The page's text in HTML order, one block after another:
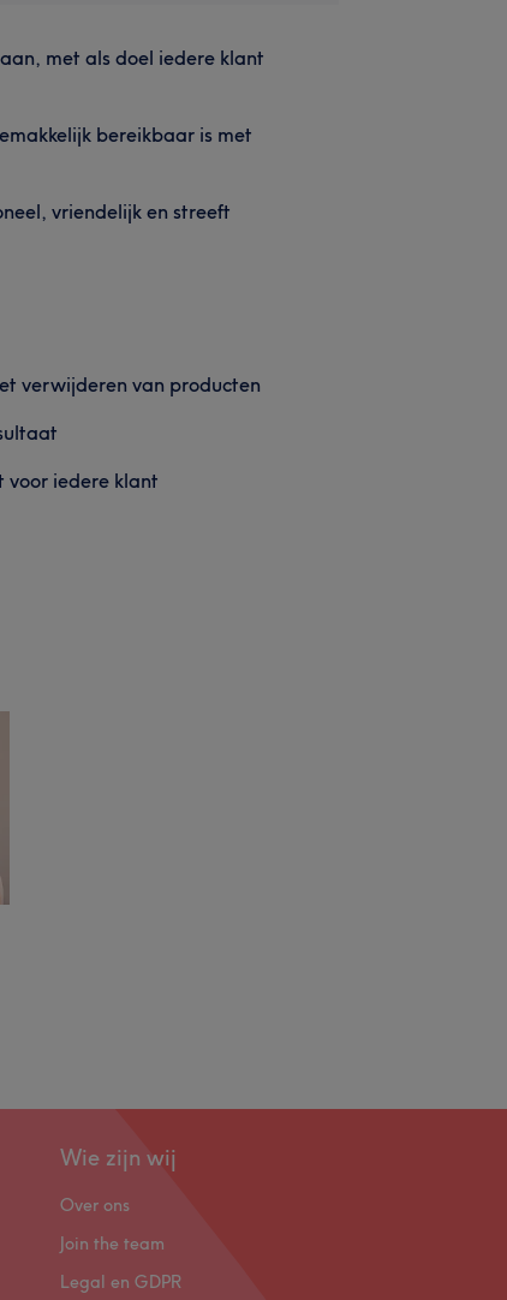
met als doel iedere klant
bereikbaar is met
vriendelijk en streeft
verwijderen van producten
voor iedere klant
Wie zijn wij
Over ons
Join the team
Legal en GDPR